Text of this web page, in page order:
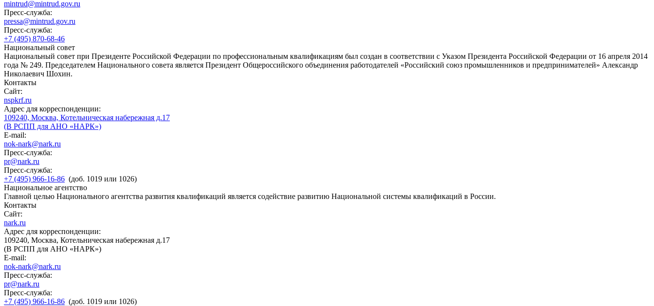
mintrud@mintrud.gov.ru
Пресс-служба:
pressa@mintrud.gov.ru
Пресс-служба:
+7 (495) 870-68-46
Национальный совет
Национальный совет при Президенте Российской Федерации по профессиональным квалификациям был создан в соответствии с Указом Президента Российской Федерации от 16 апреля 2014
года № 249. Председателем Национального совета является Президент Общероссийского объединения работодателей «Российский союз промышленников и предпринимателей» Александр
Николаевич Шохин.
Контакты
Сайт:
nspkrf.ru
Адрес для корреспонденции:
109240, Москва, Котельническая набережная д.17
(В РСПП для АНО «НАРК»)
E-mail:
nok-nark@nark.ru
Пресс-служба:
pr@nark.ru
Пресс-служба:
+7 (495) 966-16-86 (доб. 1019 или 1026)
Национальное агентство
Главной целью Национального агентства развития квалификаций является содействие развитию Национальной системы квалификаций в России.
Контакты
Сайт:
nark.ru
Адрес для корреспонденции:
109240, Москва, Котельническая набережная д.17
(В РСПП для АНО «НАРК»)
E-mail:
nok-nark@nark.ru
Пресс-служба:
pr@nark.ru
Пресс-служба:
+7 (495) 966-16-86 (доб. 1019 или 1026)